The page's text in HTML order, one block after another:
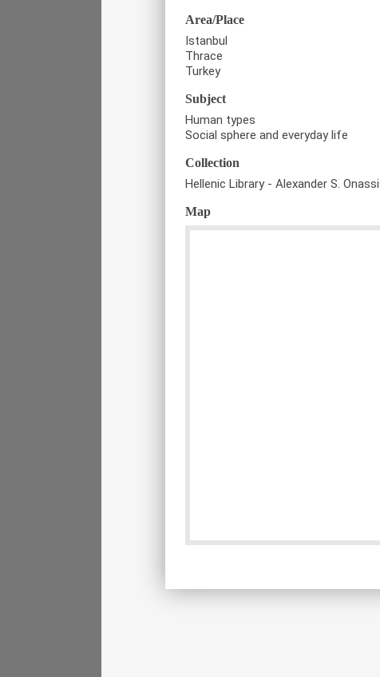
Area/Place
Istanbul
Thrace
Turkey
Subject
Human types
Social sphere and everyday life
Collection
Hellenic Library - Alexander S.
Map